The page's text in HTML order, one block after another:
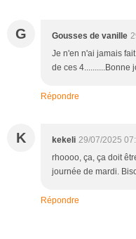
G Gousses de vanille
Je n'en n'ai jamais
de ces 4..........Bonne
Répondre
K kekeli 29/07/2025
rhoooo, ça, ça doit
journée de mardi.
Répondre